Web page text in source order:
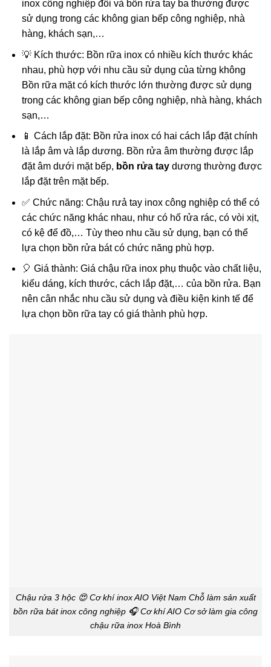
inox công nghiệp đôi và bồn rửa tay ba thường được
sử dụng trong các không gian bếp công nghiệp, nhà
hàng, khách sạn,…
💡 Kích thước: Bồn rữa inox có nhiều kích thước khác
nhau, phù hợp với nhu cầu sử dụng của từng không
Bồn rữa mặt có kích thước lớn thường được sử dụng
trong các không gian bếp công nghiệp, nhà hàng, khách
sạn,…
📱 Cách lắp đặt: Bồn rửa inox có hai cách lắp đặt chính
là lắp âm và lắp dương. Bồn rửa âm thường được lắp
đặt âm dưới mặt bếp, bồn rửa taydương thường được
lắp đặt trên mặt bếp.
✅ Chức năng: Chậu rưả tay inox công nghiệp có thể có
các chức năng khác nhau, như có hố rửa rác, có vòi xịt,
có kệ để đồ,… Tùy theo nhu cầu sử dụng, bạn có thể
lựa chọn bồn rửa bát có chức năng phù hợp.
🎈 Giá thành: Giá chậu rữa inox phụ thuộc vào chất liệu,
kiểu dáng, kích thước, cách lắp đặt,… của bồn rửa. Bạn
nên cân nhắc nhu cầu sử dụng và điều kiện kinh tế để
lựa chọn bồn rữa tay có giá thành phù hợp.
Chậu rửa 3 hộc 😍 Cơ khí inox AIO Việt Nam Chỗ làm sản xuất
bồn rữa bát inox công nghiệp 🎧 Cơ khí AIO Cơ sở làm gia công
chậu rữa inox Hoà Bình